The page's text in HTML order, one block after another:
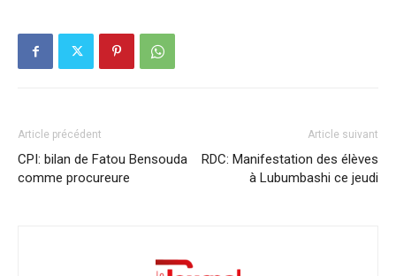
Article précédent
CPI: bilan de Fatou Bensouda
comme procureure
Article suivant
RDC: Manifestation des élèves
à Lubumbashi ce jeudi